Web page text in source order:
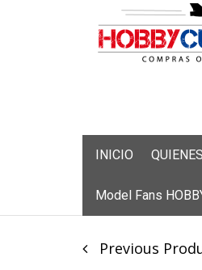
INICIO
Model Fans
Post
Previous